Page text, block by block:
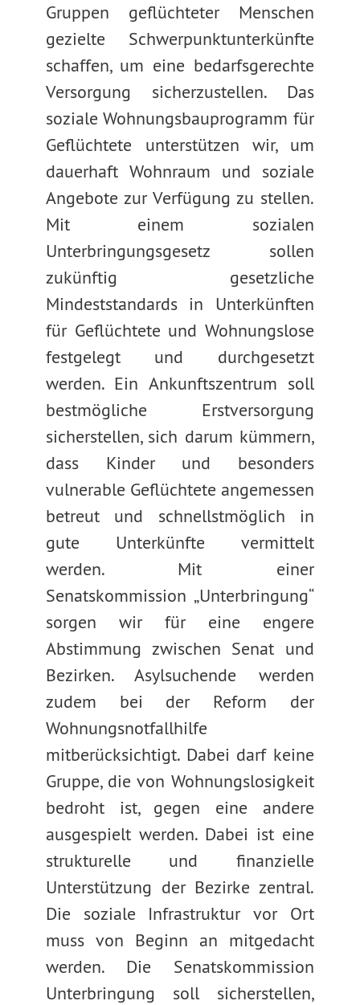
Gruppen geflüchteter Menschen
gezielte Schwerpunktunterkünfte
schaffen, um eine bedarfsgerechte
Versorgung sicherzustellen. Das
soziale Wohnungsbauprogramm für
Geflüchtete unterstützen wir, um
dauerhaft Wohnraum und soziale
Angebote zur Verfügung zu stellen.
Mit einem sozialen
Unterbringungsgesetz sollen
zukünftig gesetzliche
Mindeststandards in Unterkünften
für Geflüchtete und Wohnungslose
festgelegt und durchgesetzt
werden. Ein Ankunftszentrum soll
bestmögliche Erstversorgung
sicherstellen, sich darum kümmern,
dass Kinder und besonders
vulnerable Geflüchtete angemessen
betreut und schnellstmöglich in
gute Unterkünfte vermittelt
werden. Mit einer
Senatskommission „Unterbringung“
sorgen wir für eine engere
Abstimmung zwischen Senat und
Bezirken. Asylsuchende werden
zudem bei der Reform der
Wohnungsnotfallhilfe
mitberücksichtigt. Dabei darf keine
Gruppe, die von Wohnungslosigkeit
bedroht ist, gegen eine andere
ausgespielt werden. Dabei ist eine
strukturelle und finanzielle
Unterstützung der Bezirke zentral.
Die soziale Infrastruktur vor Ort
muss von Beginn an mitgedacht
werden. Die Senatskommission
Unterbringung soll sicherstellen,